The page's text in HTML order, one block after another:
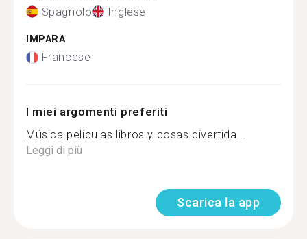
Spagnolo Inglese
IMPARA
Francese
I miei argomenti preferiti
Música películas libros y cosas divertida...
Leggi di più
Scarica la app